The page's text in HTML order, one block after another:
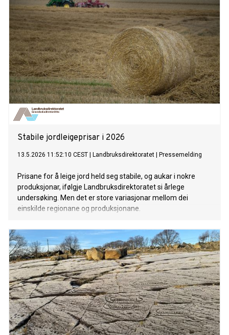
Stabile jordleigeprisar i 2026
13.5.2026 11:52:10 CEST Landbruksdirektoratet Pressemelding
Prisane for å leige jord held seg stabile, og aukar i nokre
produksjonar, ifølgje Landbruksdirektoratet si årlege
undersøking. Men det er store variasjonar mellom dei
einskilde regionane og produksjonane.